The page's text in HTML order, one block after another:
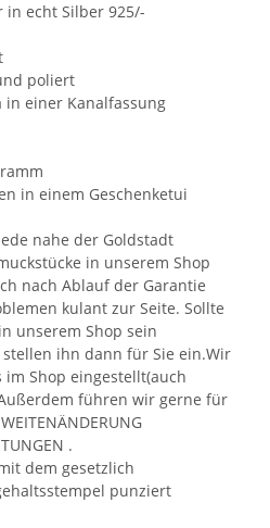
in echt Silber 925/-
poliert
in einer Kanalfassung
in einem Geschenketui
nahe der Goldstadt
in unserem Shop
nach Ablauf der Garantie
kulant zur Seite. Sollte
unserem Shop sein
ihn dann für Sie ein.Wir
Shop eingestellt(auch
führen wir gerne für
.
dem gesetzlich
punziert